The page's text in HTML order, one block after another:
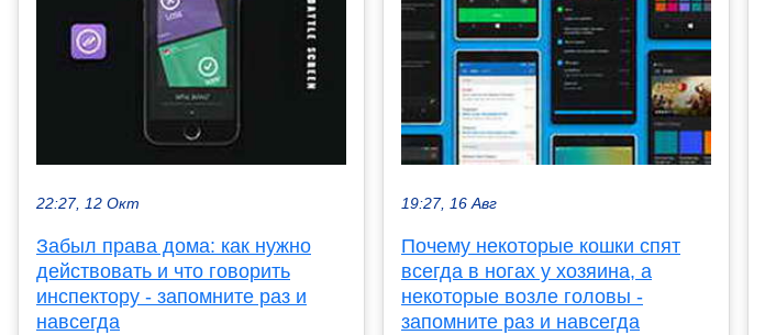
22:27, 12 Окт
Забыл права дома: как нужно
действовать и что говорить
инспектору - запомните раз и
навсегда
19:27, 16 Авг
Почему некоторые кошки спят
всегда в ногах у хозяина, а
некоторые возле головы -
запомните раз и навсегда